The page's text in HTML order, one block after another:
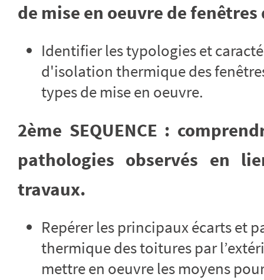
de mise en oeuvre de
Identifier les typologies et
d'isolation thermique des
types de mise en oeuvre.
2ème SEQUENCE :
pathologies observés en
travaux.
Repérer les principaux écarts et
thermique des toitures par
mettre en oeuvre les moyens